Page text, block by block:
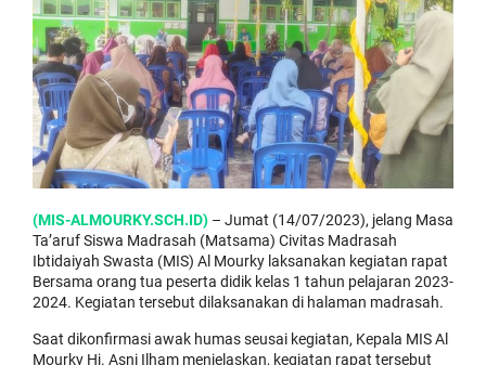
(MIS-ALMOURKY.SCH.ID) – Jumat (14/07/2023), jelang Masa
Ta’aruf Siswa Madrasah (Matsama) Civitas Madrasah
Ibtidaiyah Swasta (MIS) Al Mourky laksanakan kegiatan rapat
Bersama orang tua peserta didik kelas 1 tahun pelajaran 2023-
2024. Kegiatan tersebut dilaksanakan di halaman madrasah.
Saat dikonfirmasi awak humas seusai kegiatan, Kepala MIS Al
Mourky Hj. Asni Ilham menjelaskan, kegiatan rapat tersebut